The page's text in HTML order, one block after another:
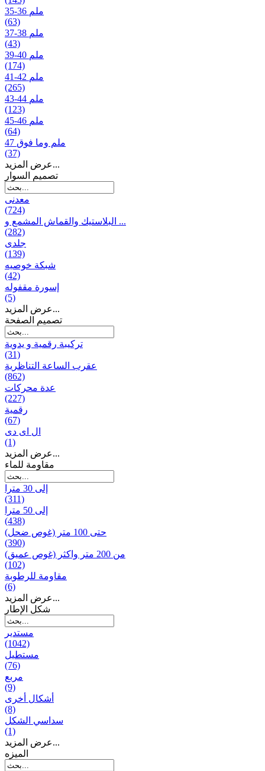
35-36 ملم
(63)
37-38 ملم
(43)
39-40 ملم
(174)
41-42 ملم
(265)
43-44 ملم
(123)
45-46 ملم
(64)
47 ملم وما فوق
(37)
عرض المزيد...
تصمیم السوار
معدنی
(724)
البلاستيك والقماش المشمع و ...
(282)
جلدی
(139)
شبكة خوصیه
(42)
إسورة مقفوله
(5)
عرض المزيد...
تصميم الصفحة
تركيبة رقمية و يدوية
(31)
عقرب الساعة التناظرية
(862)
عدة محركات
(227)
رقمية
(67)
ال ای دی
(1)
عرض المزيد...
مقاومة للماء
إلى 30 مترا
(311)
إلى 50 مترا
(438)
حتى 100 متر (غوص ضحل)
(390)
من 200 متر واکثر (غوص عميق)
(102)
مقاومة للرطوبة
(6)
عرض المزيد...
شكل الإطار
مستدير
(1042)
مستطيل
(76)
مربع
(9)
أشكال أخرى
(8)
سداسي الشكل
(1)
عرض المزيد...
المیزه